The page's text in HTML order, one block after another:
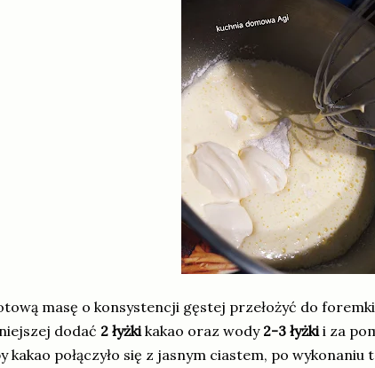
masę o konsystencji gęstej przełożyć do foremki
dodać 2 łyżki kakao oraz wody 2-3 łyżki i za
kakao połączyło się z jasnym ciastem, po